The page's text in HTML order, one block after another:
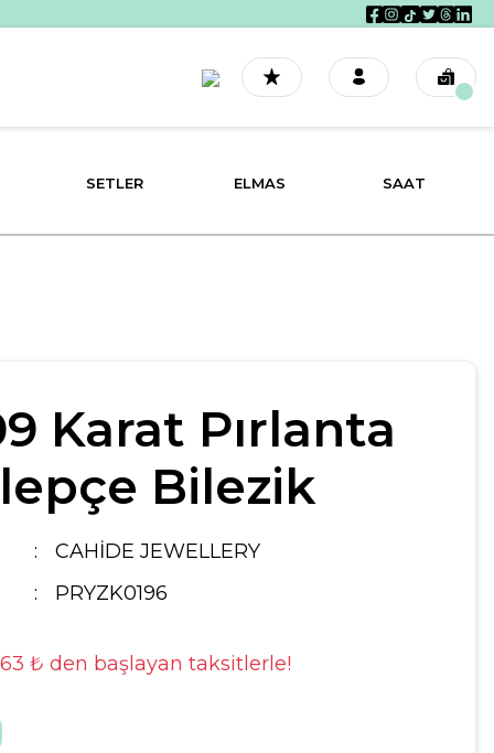
SETLER ELMAS SAAT
Karat Pırlanta
Bilezik
CAHİDE JEWELLERY
PRYZK0196
₺ den başlayan taksitlerle!